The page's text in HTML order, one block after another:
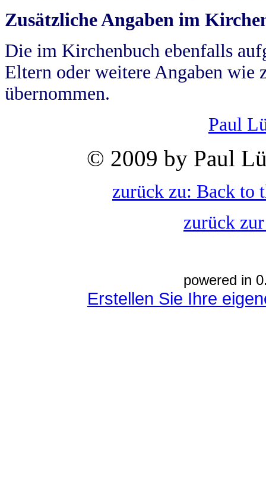
Zusätzliche Angaben im
Die im Kirchenbuch ebenfalls
Eltern oder weitere Angaben wie
übernommen.
Paul
© 2009 by Paul
zurück zu: Back to
zurück
powered in
Erstellen Sie Ihre